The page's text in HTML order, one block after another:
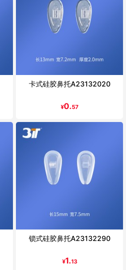
卡式硅胶鼻托A23132020
¥0.57
锁式硅胶鼻托A23132290
¥1.13